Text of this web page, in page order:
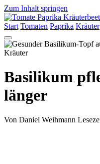
Zum Inhalt springen
Start Tomaten Paprika Kräuter
Kräuter
Basilikum
länger
Von Daniel Weihmann